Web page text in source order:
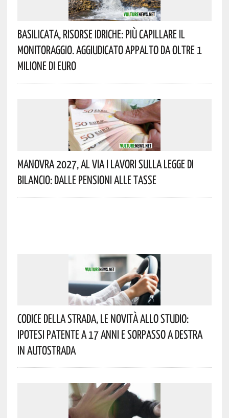
Basilicata, Risorse Idriche: Più Capillare Il
Monitoraggio. Aggiudicato Appalto Da Oltre 1
Milione Di Euro
Manovra 2027, Al Via I Lavori Sulla Legge Di
Bilancio: Dalle Pensioni Alle Tasse
Codice Della Strada, Le Novità Allo Studio:
Ipotesi Patente A 17 Anni E Sorpasso A Destra
In Autostrada